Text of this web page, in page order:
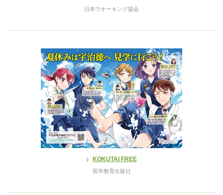
日本ウオーキング協会
KOKUTAI FREE
医学教育出版社